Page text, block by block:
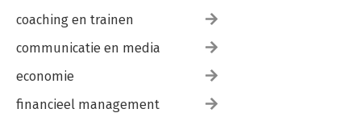
coaching en trainen
communicatie en media
economie
financieel management